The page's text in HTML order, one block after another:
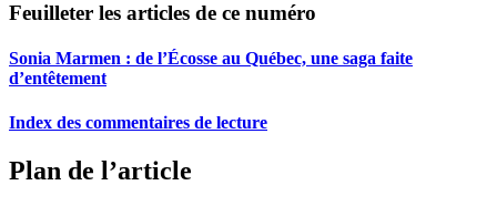
Feuilleter les articles de ce numéro
Sonia Marmen : de l’Écosse au Québec, une saga faite
d’entêtement
Index des commentaires de lecture
Plan de l’article